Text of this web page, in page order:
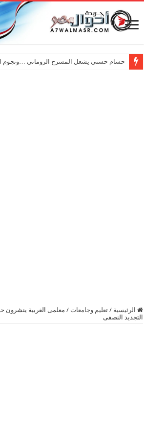
حسام حسني يشعل المسرح الروماني …ونجوم
الرئيسية / تعليم وجامعات / معلمى الغربية ينشرون
التجديد النصفى